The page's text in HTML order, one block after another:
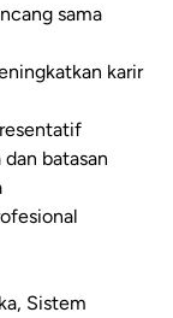
sama
karir
batasan
Sistem